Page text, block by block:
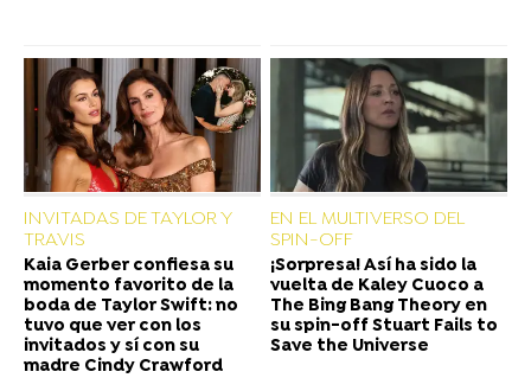
INVITADAS DE TAYLOR Y
TRAVIS
Kaia Gerber confiesa su
momento favorito de la
boda de Taylor Swift: no
tuvo que ver con los
invitados y sí con su
madre Cindy Crawford
EN EL MULTIVERSO DEL
SPIN-OFF
¡Sorpresa! Así ha sido la
vuelta de Kaley Cuoco a
The Bing Bang Theory en
su spin-off Stuart Fails to
Save the Universe